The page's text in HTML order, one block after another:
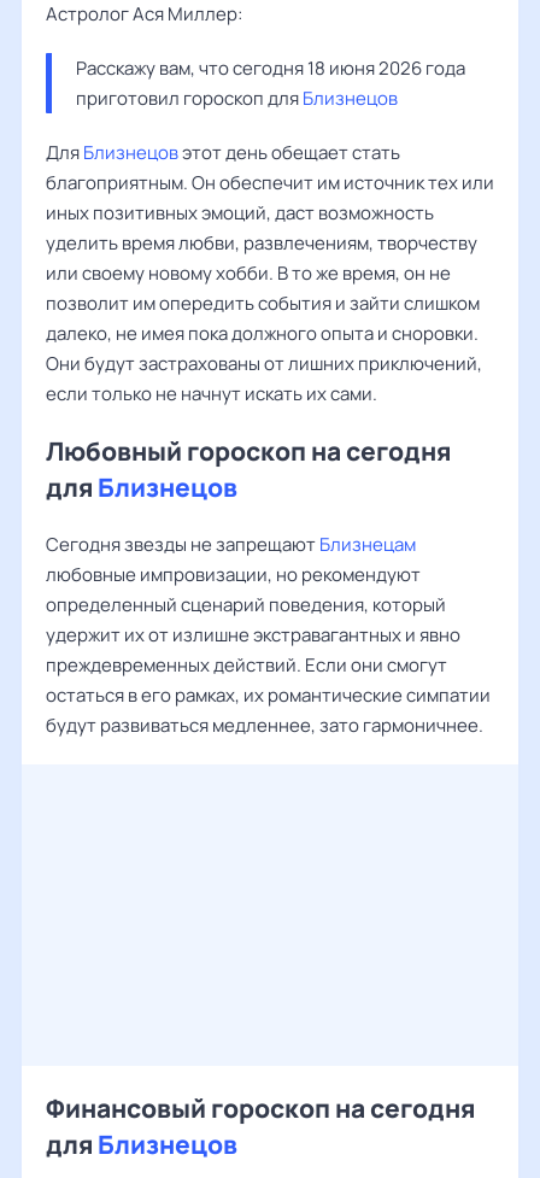
Астролог Ася Миллер:
Расскажу вам, что сегодня 18 июня 2026 года
приготовил гороскоп для Близнецов
ДляБлизнецовэтот день обещает стать
благоприятным. Он обеспечит им источник тех или
иных позитивных эмоций, даст возможность
уделить время любви, развлечениям, творчеству
или своему новому хобби. В то же время, он не
позволит им опередить события и зайти слишком
далеко, не имея пока должного опыта и сноровки.
Они будут застрахованы от лишних приключений,
если только не начнут искать их сами.
Любовный гороскоп на сегодня
для Близнецов
Сегодня звезды не запрещаютБлизнецам
любовные импровизации, но рекомендуют
определенный сценарий поведения, который
удержит их от излишне экстравагантных и явно
преждевременных действий. Если они смогут
остаться в его рамках, их романтические симпатии
будут развиваться медленнее, зато гармоничнее.
Финансовый гороскоп на сегодня
для Близнецов